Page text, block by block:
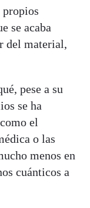
propios
se acaba
del material,
pese a su
se ha
el
o las
menos en
cuánticos a